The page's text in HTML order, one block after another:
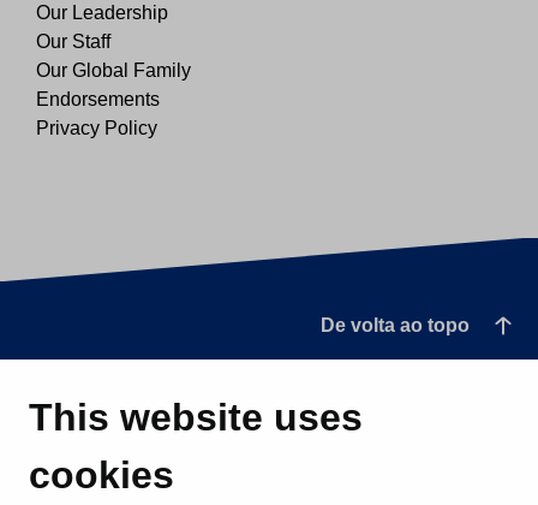
This website uses
cookies
Our Leadership
Our Staff
Our Global Family
Endorsements
Privacy Policy
De volta ao topo